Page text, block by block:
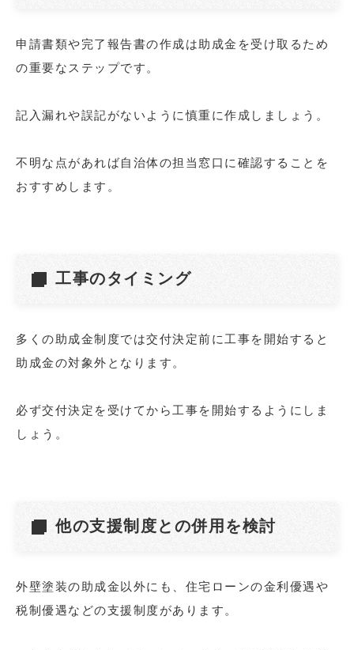
申請書類や完了報告書の作成は助成金を受け取るため
の重要なステップです。
記入漏れや誤記がないように慎重に作成しましょう。
不明な点があれば自治体の担当窓口に確認することを
おすすめします。
工事のタイミング
多くの助成金制度では交付決定前に工事を開始すると
助成金の対象外となります。
必ず交付決定を受けてから工事を開始するようにしま
しょう。
他の支援制度との併用を検討
外壁塗装の助成金以外にも、住宅ローンの金利優遇や
税制優遇などの支援制度があります。